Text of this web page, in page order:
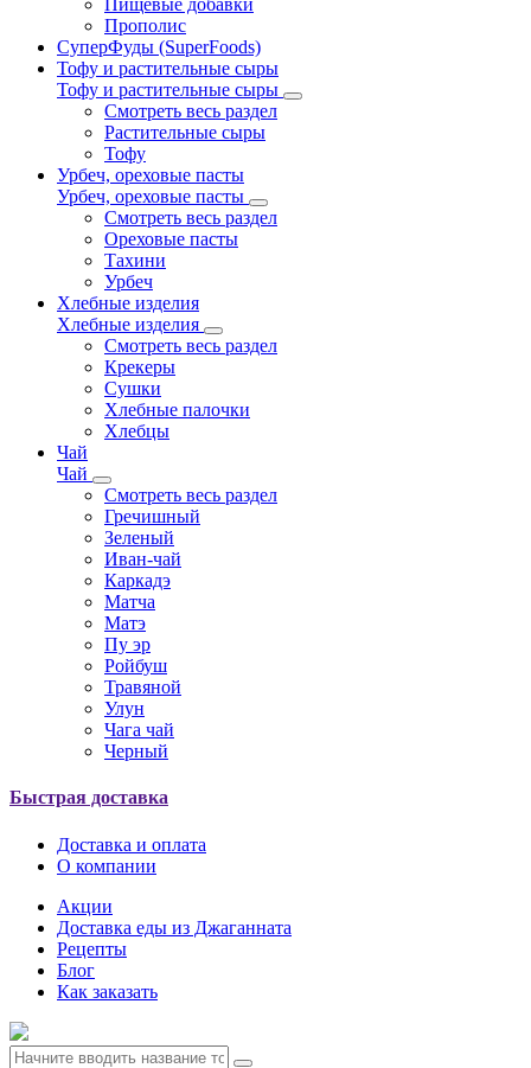
Пищевые добавки
Прополис
СуперФуды (SuperFoods)
Тофу и растительные сыры
Тофу и растительные сыры
Смотреть весь раздел
Растительные сыры
Тофу
Урбеч, ореховые пасты
Урбеч, ореховые пасты
Смотреть весь раздел
Ореховые пасты
Тахини
Урбеч
Хлебные изделия
Хлебные изделия
Смотреть весь раздел
Крекеры
Сушки
Хлебные палочки
Хлебцы
Чай
Чай
Смотреть весь раздел
Гречишный
Зеленый
Иван-чай
Каркадэ
Матча
Матэ
Пу эр
Ройбуш
Травяной
Улун
Чага чай
Черный
Быстрая доставка
Доставка и оплата
О компании
Акции
Доставка еды из Джаганната
Рецепты
Блог
Как заказать